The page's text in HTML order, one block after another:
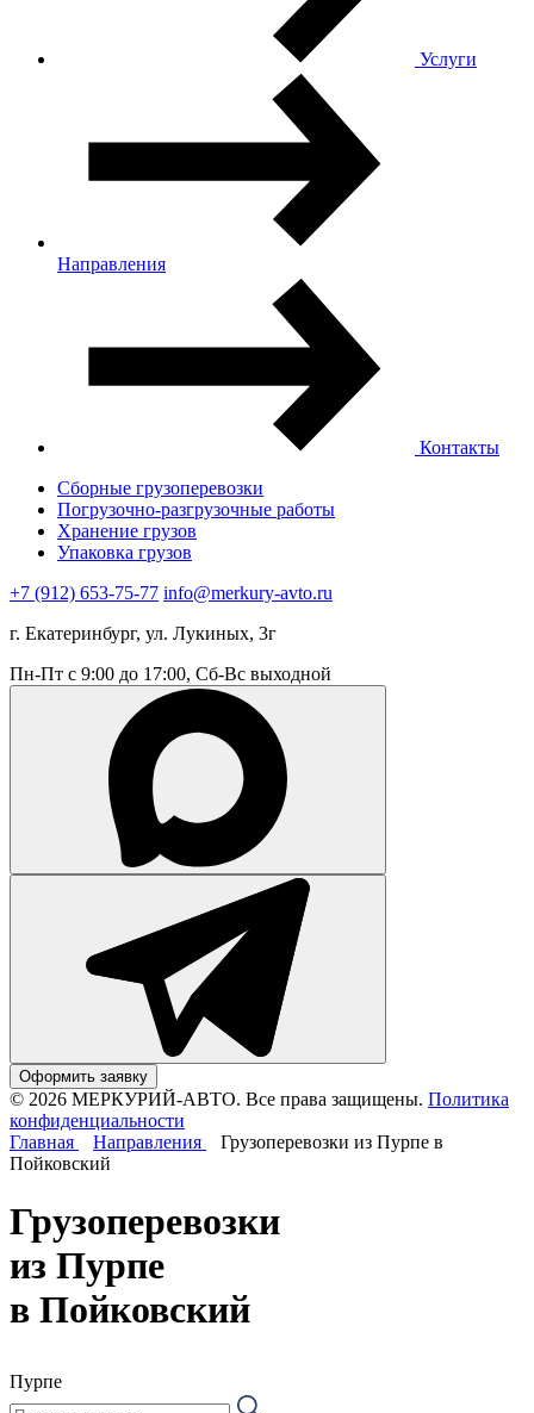
Услуги
Направления
Контакты
Сборные грузоперевозки
Погрузочно-разгрузочные работы
Хранение грузов
Упаковка грузов
+7 (912) 653-75-77 info@merkury-avto.ru
г. Екатеринбург, ул. Лукиных, 3г
Пн-Пт с 9:00 до 17:00, Сб-Вс выходной
Оформить заявку
© 2026 МЕРКУРИЙ-АВТО. Все права защищены. Политика
конфиденциальности
Главная
Направления
Грузоперевозки из Пурпе в
Пойковский
Грузоперевозки
из Пурпе
в Пойковский
Пурпе